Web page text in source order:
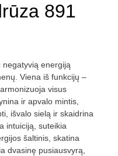
891
negatyvią energiją
Viena iš funkcijų –
visus
ir apvalo mintis,
išvalo sielą ir skaidrina
intuiciją, suteikia
šaltinis, skatina
dvasinę pusiausvyrą,